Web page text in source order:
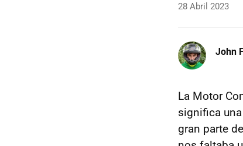
28 Abril 2023
John
La Motor
significa
gran parte